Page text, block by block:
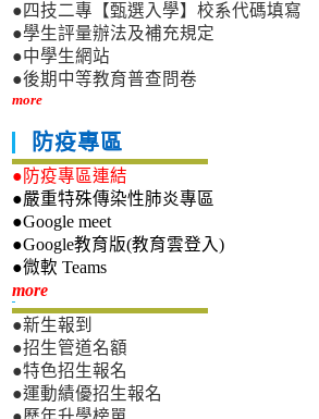
●四技二專【甄選入學】校系代碼填寫
●學生評量辦法及補充規定
●中學生網站
●後期中等教育普查問卷
more
防疫專區
●防疫專區連結
●嚴重特殊傳染性肺炎專區
●Google meet
●Google教育版(教育雲登入)
●微軟 Teams
more新生專區
●新生報到
●招生管道名額
●特色招生報名
●運動績優招生報名